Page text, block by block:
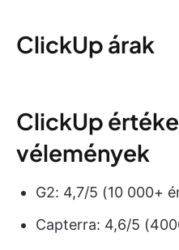
ClickUp árak
ClickUp
vélemények
G2: 4,7/5 (10 000+
Capterra: 4,6/5